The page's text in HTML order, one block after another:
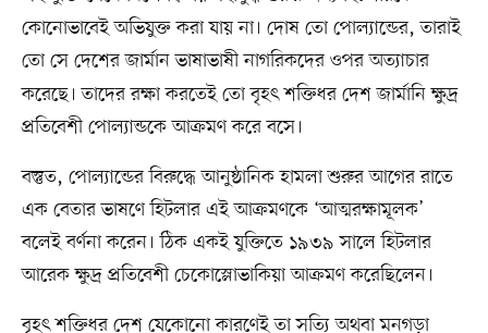
কোনোভাবেই অভিযুক্ত করা যায় না। দোষ তো পোল্যান্ডের, তারাই
তো সে দেশের জার্মান ভাষাভাষী নাগরিকদের ওপর অত্যাচার
করেছে। তাদের রক্ষা করতেই তো বৃহৎ শক্তিধর দেশ জার্মানি ক্ষুদ্র
প্রতিবেশী পোল্যান্ডকে আক্রমণ করে বসে।
বস্তুত, পোল্যান্ডের বিরুদ্ধে আনুষ্ঠানিক হামলা শুরুর আগের রাতে
এক বেতার ভাষণে হিটলার এই আক্রমণকে ‘আত্মরক্ষামূলক’
বলেই বর্ণনা করেন। ঠিক একই যুক্তিতে ১৯৩৯ সালে হিটলার
আরেক ক্ষুদ্র প্রতিবেশী চেকোস্লোভাকিয়া আক্রমণ করেছিলেন।
বৃহৎ শক্তিধর দেশ যেকোনো কারণেই তা সত্যি অথবা মনগড়া